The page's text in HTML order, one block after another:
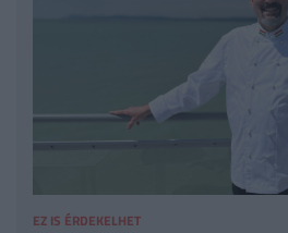
EZ IS ÉRDEKELHET